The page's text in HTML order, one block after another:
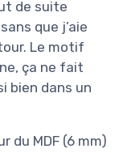
de suite
que j’aie
Le motif
ça ne fait
bien dans un
du MDF (6 mm)